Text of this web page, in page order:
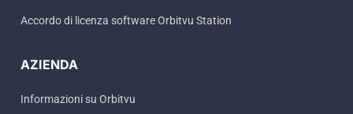
Accordo di licenza software Orbitvu Station
AZIENDA
Informazioni su Orbitvu